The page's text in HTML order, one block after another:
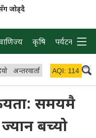
जोड्दै
कृषि पर्यटन प्रवास
अन्तरवार्ता विचार/ब्लग
AQI: 114
समयमै
ज्यान बच्यो